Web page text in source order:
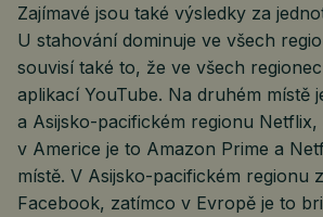
Zajímavé jsou také výsledky za
U stahování dominuje ve všech
souvisí také to, že ve všech
aplikací YouTube. Na druhém místě
a Asijsko-pacifickém regionu Netflix,
v Americe je to Amazon Prime a
místě. V Asijsko-pacifickém regionu
Facebook, zatímco v Evropě je to